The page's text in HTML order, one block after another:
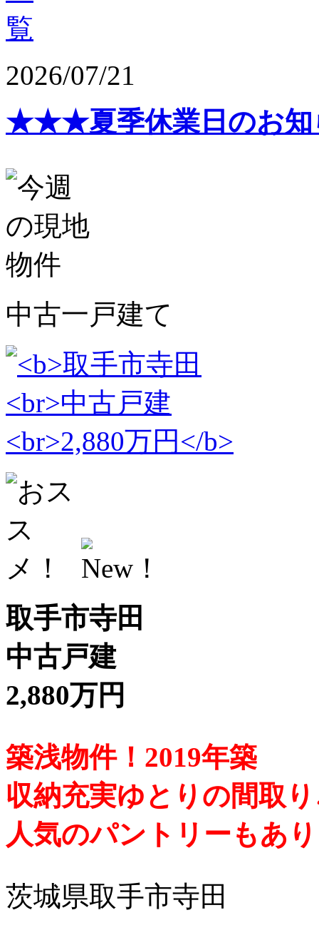
2026/07/21
★★★夏季休業日のお
中古一戸建て
取手市寺田
中古戸建
2,880万円
築浅物件！2019年築
収納充実ゆとりの間取
人気のパントリーもあ
茨城県取手市寺田